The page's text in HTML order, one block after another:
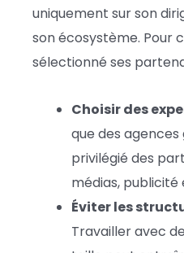
uniquement sur son
son écosystème. Pour
sélectionné ses
Choisir des
que des
privilégié des
médias,
Éviter les
Travailler avec